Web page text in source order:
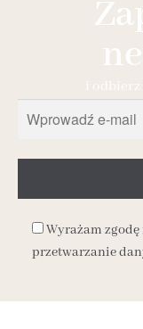
i
Wyrażam
przetwarzanie